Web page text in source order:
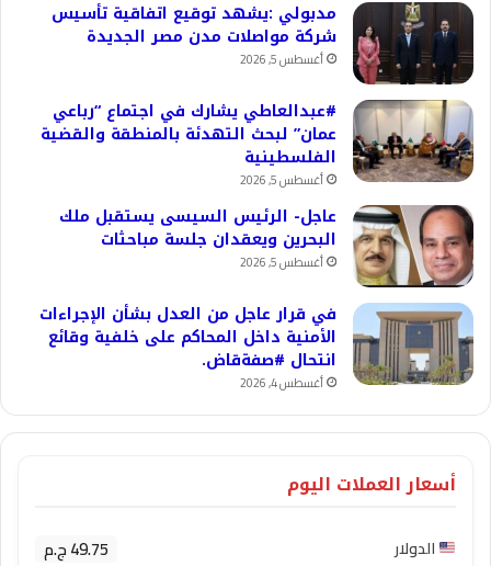
مدبولي :يشهد توقيع اتفاقية تأسيس
شركة مواصلات مدن مصر الجديدة
أغسطس 5, 2026
#عبدالعاطي يشارك في اجتماع “رباعي
عمان” لبحث التهدئة بالمنطقة والقضية
الفلسطينية
أغسطس 5, 2026
عاجل- الرئيس السيسى يستقبل ملك
البحرين ويعقدان جلسة مباحثات
أغسطس 5, 2026
في قرار عاجل من العدل بشأن الإجراءات
الأمنية داخل المحاكم على خلفية وقائع
انتحال #صفةقاض.
أغسطس 4, 2026
أسعار العملات اليوم
الدولار 49.75 ج.م